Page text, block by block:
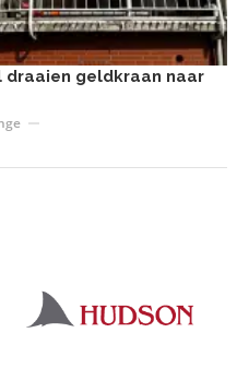
draaien geldkraan naar